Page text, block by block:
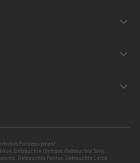
Fotoequipment:
, Gebrauchte Olympus, Gebrauchte Sony,
, Gebrauchte Pentax, Gebrauchte Leica